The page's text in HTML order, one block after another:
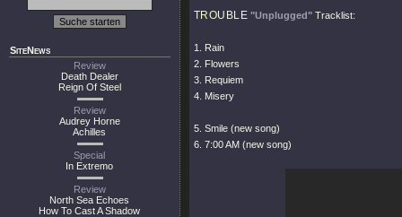
SiteNews
Review
Death Dealer
Reign Of Steel
Review
Audrey Horne
Achilles
Special
In Extremo
Review
North Sea Echoes
How To Cast A Shadow
TROUBLE "Unplugged" Tracklist:
1. Rain
2. Flowers
3. Requiem
4. Misery
5. Smile (new song)
6. 7:00 AM (new song)